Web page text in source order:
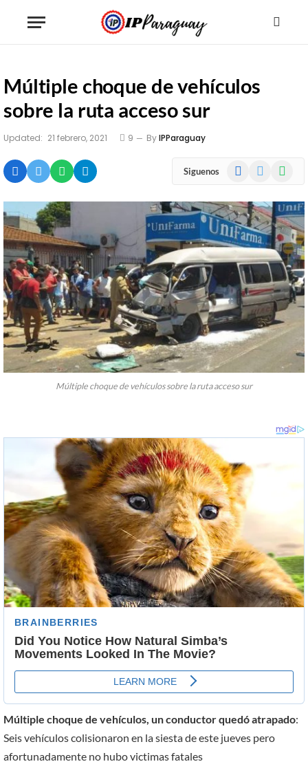
Múltiple choque de vehículos
sobre la ruta acceso sur
Updated: 21 febrero, 2021 9 ByIPParaguay
Siguenos Facebook
Múltiple choque de vehículos sobre la ruta acceso sur
Múltiple choque de vehículos, un conductor quedó atrapado:
Seis vehículos colisionaron en la siesta de este jueves pero
afortunadamente no hubo victimas fatales